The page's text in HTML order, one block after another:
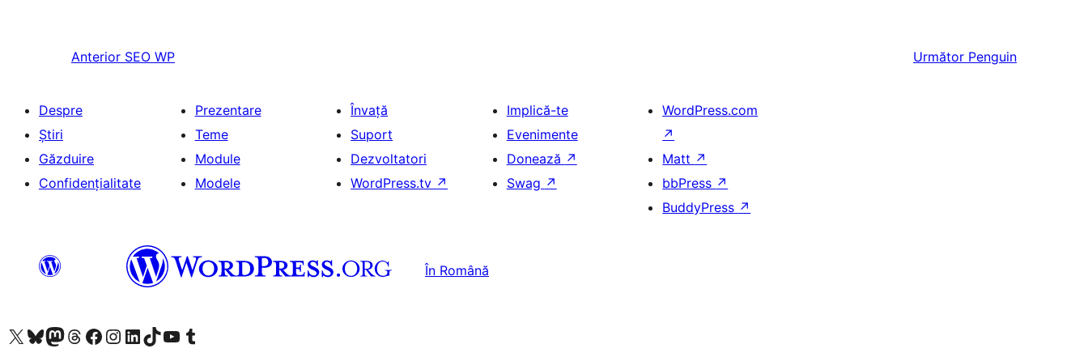
Anterior SEO WP Următor Penguin
Despre
Știri
Găzduire
Confidențialitate
Prezentare
Teme
Module
Modele
Învață
Suport
Dezvoltatori
WordPress.tv ↗
Implică-te
Evenimente
Donează ↗
Swag ↗
WordPress.com
↗
Matt ↗
bbPress ↗
BuddyPress ↗
În Română
Mergi la contul nostru X (fost Twitter)
Vizitează contul nostru Bluesky
Vizitează contul nostru Mastodon
Vizitează contul nostru Threads
Vizitează pagina noastră Facebook
Vizitează-ne pe Instagram
Vizitează-ne pe LinkedIn
Vizitează contul nostru TikTok
Vizitează canalul nostru YouTube
Vizitează contul nostru Tumblr